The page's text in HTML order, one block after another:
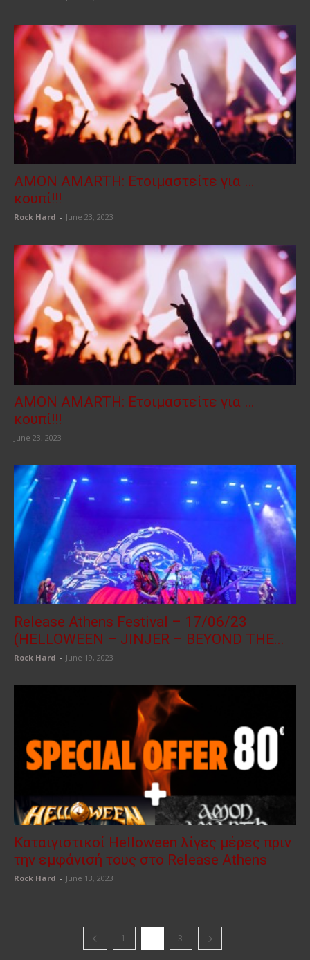
AMON AMARTH: Ετοιμαστείτε για …
κουπί!!!
Rock Hard - June 23, 2023
AMON AMARTH: Ετοιμαστείτε για …
κουπί!!!
June 23, 2023
Release Athens Festival – 17/06/23
(HELLOWEEN – JINJER – BEYOND THE...
Rock Hard - June 19, 2023
Καταιγιστικοί Helloween λίγες μέρες πριν
την εμφάνισή τους στο Release Athens
Rock Hard - June 13, 2023
1 3